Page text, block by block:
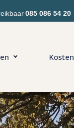
085 086 54 20
Kosten